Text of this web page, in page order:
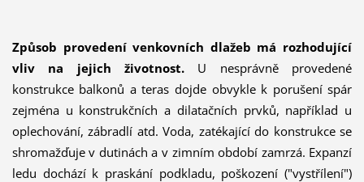
Způsob provedení venkovních dlažeb má rozhodující
vliv na jejich životnost. U nesprávně provedené
konstrukce balkonů a teras dojde obvykle k porušení spár
zejména u konstrukčních a dilatačních prvků, například u
oplechování, zábradlí atd. Voda, zatékající do konstrukce se
shromažďuje v dutinách a v zimním období zamrzá. Expanzí
ledu dochází k praskání podkladu, poškození ("vystřílení")